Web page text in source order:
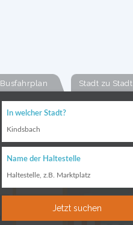
Busfahrplan Stadt zu Stadt
In welcher Stadt?
Kindsbach
Name der Haltestelle
Haltestelle, z.B. Marktplatz
Jetzt suchen